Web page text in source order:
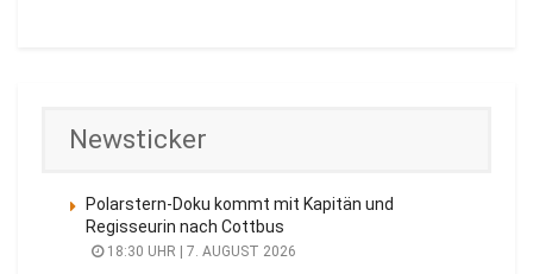
Newsticker
Polarstern-Doku kommt mit Kapitän und
Regisseurin nach Cottbus
18:30 UHR | 7. AUGUST 2026